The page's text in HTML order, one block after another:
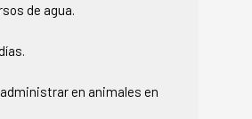
de agua.
en animales en